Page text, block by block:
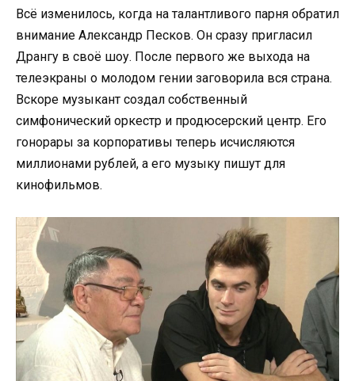
Всё изменилось, когда на талантливого парня обратил
внимание Александр Песков. Он сразу пригласил
Дрангу в своё шоу. После первого же выхода на
телеэкраны о молодом гении заговорила вся страна.
Вскоре музыкант создал собственный
симфонический оркестр и продюсерский центр. Его
гонорары за корпоративы теперь исчисляются
миллионами рублей, а его музыку пишут для
кинофильмов.